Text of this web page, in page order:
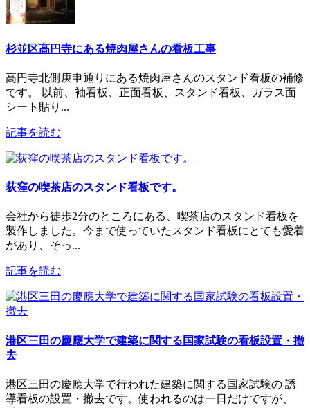
杉並区高円寺にある焼肉屋さんの看板工事
高円寺北側庚申通りにある焼肉屋さんのスタンド看板の補修
です。 以前、袖看板、正面看板、スタンド看板、ガラス面
シート貼り...
記事を読む
荻窪の喫茶店のスタンド看板です。
会社から徒歩2分のところにある、喫茶店のスタンド看板を
製作しました。今まで使っていたスタンド看板にとても愛着
があり、そっ...
記事を読む
港区三田の慶應大学で建築に関する国家試験の看板設置・撤
去
港区三田の慶應大学で行われた建築に関する国家試験の 誘
導看板の設置・撤去です。使われるのは一日だけですが、